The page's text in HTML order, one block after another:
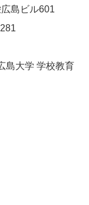
島ビル601
島大学 学校教育